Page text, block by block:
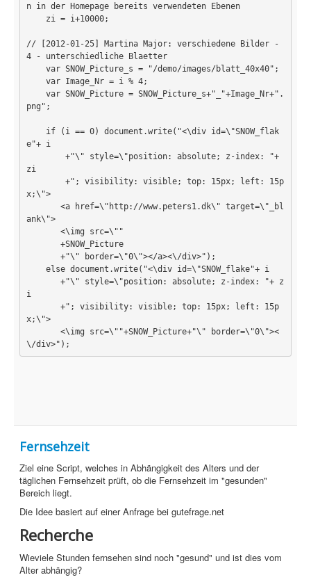
Grafik
JavaScript
Sicherheit
Home
PovRay
PHP
Webdesign
CMS
JavaScript
Sicherheit
PovRay
JavaScript
Sicherheit
Home
PovRay
n in der Homepage bereits verwendeten Ebenen
// [2012-01-25] Martina Major: verschiedene Bilder -
4 - unterschiedliche Blaetter
png";
e"+ i
zi
x;\">
ank\">
i
x;\">
\/div>");
Fernsehzeit
Ziel eine Script, welches in Abhängigkeit des Alters und der
täglichen Fernsehzeit prüft, ob die Fernsehzeit im "gesunden"
Bereich liegt.
Die Idee basiert auf einer Anfrage bei gutefrage.net
Recherche
Wieviele Stunden fernsehen sind noch "gesund" und ist dies vom
Alter abhängig?